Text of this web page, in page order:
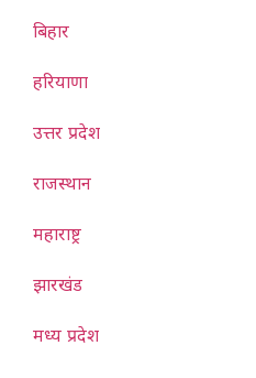
बिहार
हरियाणा
उत्तर प्रदेश
राजस्थान
महाराष्ट्र
झारखंड
मध्य प्रदेश